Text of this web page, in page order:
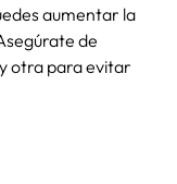
aumentar la
de
otra para evitar